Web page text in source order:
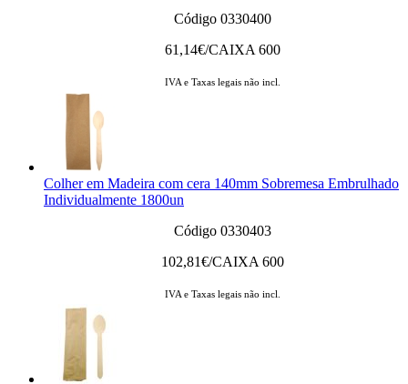
Código 0330400
61,14€/CAIXA 600
IVA e Taxas legais não incl.
Colher em Madeira com cera 140mm Sobremesa Embrulhado
Individualmente 1800un
Código 0330403
102,81€/CAIXA 600
IVA e Taxas legais não incl.